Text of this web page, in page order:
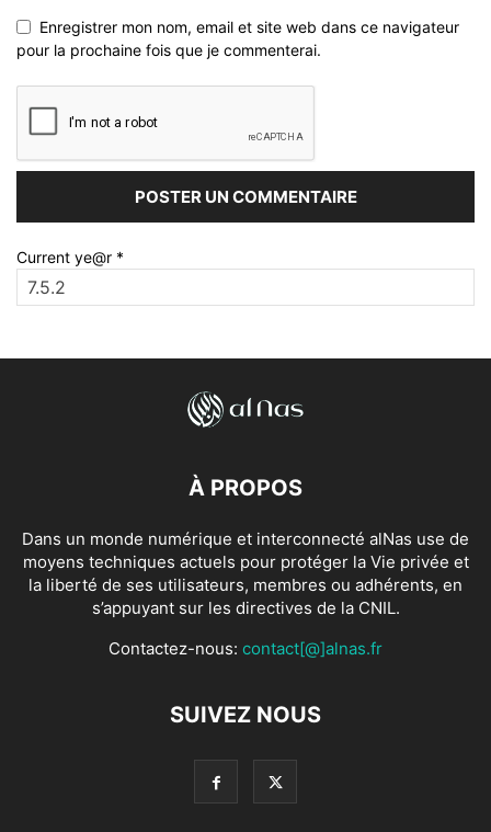
Enregistrer mon nom, email et site web dans ce navigateur
pour la prochaine fois que je commenterai.
Current ye@r *
À PROPOS
Dans un monde numérique et interconnecté alNas use de
moyens techniques actuels pour protéger la Vie privée et
la liberté de ses utilisateurs, membres ou adhérents, en
s’appuyant sur les directives de la CNIL.
Contactez-nous: contact[@]alnas.fr
SUIVEZ NOUS